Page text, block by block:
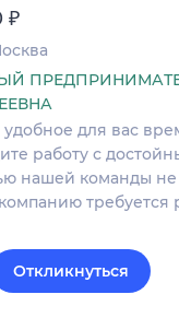
₽
удобное для вас
работу с
нашей команды
требуется
Откликнуться